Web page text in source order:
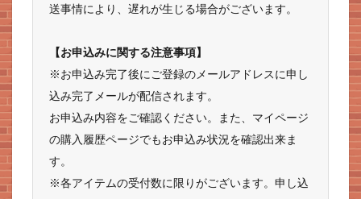
送事情により、遅れが生じる場合がございます。
【お申込みに関する注意事項】
※お申込み完了後にご登録のメールアドレスに申し
込み完了メールが配信されます。
お申込み内容をご確認ください。また、マイページ
の購入履歴ページでもお申込み状況を確認出来ま
す。
※各アイテムの受付数に限りがございます。申し込